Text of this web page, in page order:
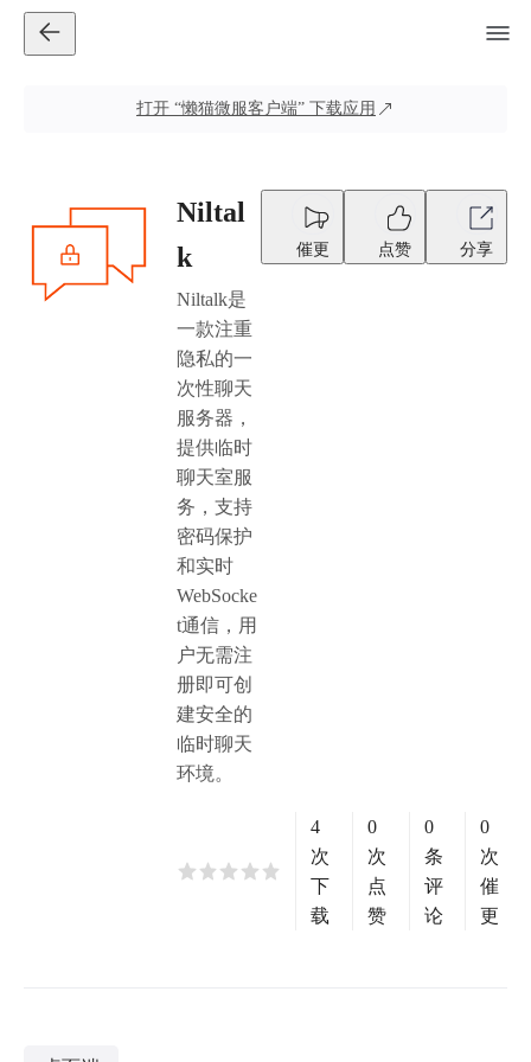
打开 “懒猫微服客户端” 下载应用
Niltal
k
Niltalk是
一款注重
隐私的一
次性聊天
服务器，
提供临时
聊天室服
务，支持
密码保护
和实时
WebSocke
t通信，用
户无需注
册即可创
建安全的
临时聊天
环境。
催更 点赞 分享
4
次
下
载
0
次
点
赞
0
条
评
论
0
次
催
更